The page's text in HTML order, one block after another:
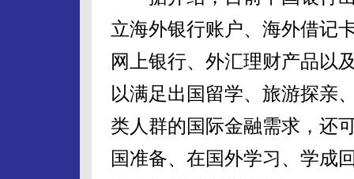
立海外银行账户、海外借记
网上银行、外汇理财产品以
以满足出国留学、旅游探亲
类人群的国际金融需求，还
国准备、在国外学习、学成